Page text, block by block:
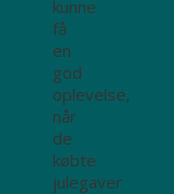
kunne
få
en
god
oplevelse,
når
de
købte
julegaver